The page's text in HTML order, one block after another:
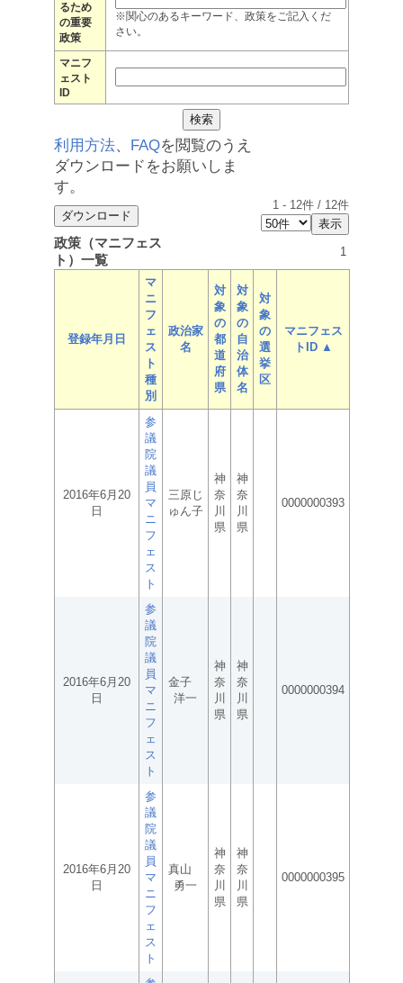
るため
の重要
政策
※関心のあるキーワード、政策をご記入くだ
さい。
マニフ
ェスト
ID
利用方法、 FAQを閲覧のうえ
ダウンロードをお願いしま
す。
1 - 12件 / 12件
政策（マニフェス
ト）一覧
1
登録年月日
マ
ニ
フ
ェ
ス
ト
種
別
政治家
名
対
象
の
都
道
府
県
対
象
の
自
治
体
名
対
象
の
選
挙
区
マニフェス
トID ▲
2016年6月20
日
参
議
院
議
員
マ
ニ
フ
ェ
ス
ト
三原じ
ゅん子
神
奈
川
県
神
奈
川
県
0000000393
2016年6月20
日
参
議
院
議
員
マ
ニ
フ
ェ
ス
ト
金子
洋一
神
奈
川
県
神
奈
川
県
0000000394
2016年6月20
日
参
議
院
議
員
マ
ニ
フ
ェ
ス
ト
真山
勇一
神
奈
川
県
神
奈
川
県
0000000395